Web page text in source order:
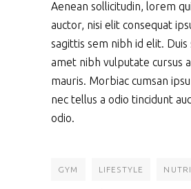
Aenean sollicitudin, lorem
auctor, nisi elit consequat
sagittis sem nibh id elit. Duis
amet nibh vulputate cursus
mauris. Morbiac cumsan
nec tellus a odio tincidunt
odio.
GYM LIFESTYLE